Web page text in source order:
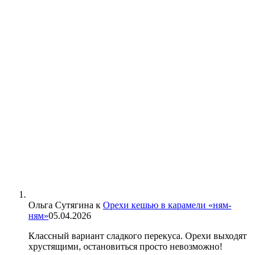
Ольга Сутягина к Орехи кешью в карамели «ням-
ням»05.04.2026
Классный вариант сладкого перекуса. Орехи выходят
хрустящими, остановиться просто невозможно!